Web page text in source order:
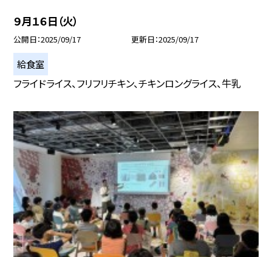
９月１６日（火）
公開日 2025/09/17 更新日 2025/09/17
給食室
フライドライス、フリフリチキン、チキンロングライス、牛乳